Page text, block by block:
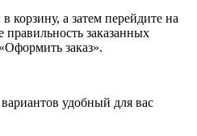
корзину, а затем перейдите на
правильность заказанных
заказ».
удобный для вас